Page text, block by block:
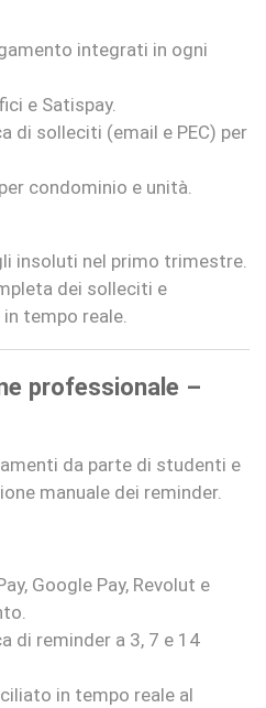
integrati in ogni
e Satispay.
di solleciti (email e PEC) per
condominio e unità.
insoluti nel primo trimestre.
dei solleciti e
tempo reale.
professionale –
da parte di studenti e
manuale dei reminder.
Google Pay, Revolut e
di reminder a 3, 7 e 14
in tempo reale al